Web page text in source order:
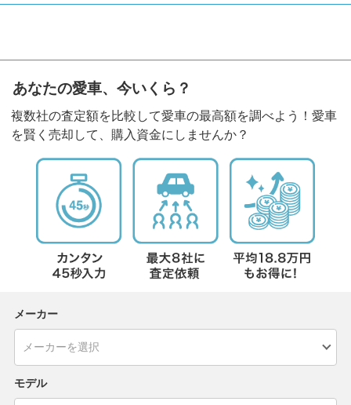
あなたの愛車、今いくら？
複数社の査定額を比較して愛車の最高額を調べよう！愛車
を賢く売却して、購入資金にしませんか？
メーカー
モデル